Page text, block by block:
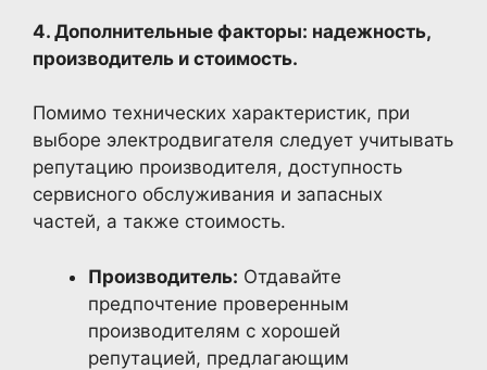
4. Дополнительные факторы: надежность,
производитель и стоимость.
Помимо технических характеристик, при
выборе электродвигателя следует учитывать
репутацию производителя, доступность
сервисного обслуживания и запасных
частей, а также стоимость.
Производитель: Отдавайте
предпочтение проверенным
производителям с хорошей
репутацией, предлагающим